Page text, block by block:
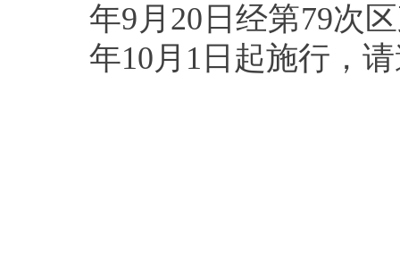
年9月20日经第79次
年10月1日起施行，